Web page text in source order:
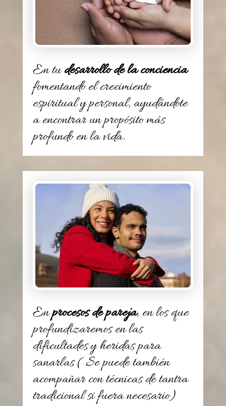
En tudesarrollo de la conciencia
fomentando el crecimiento
espiritual y personal, ayudándote
a encontrar un propósito más
profundo en la vida.
Enprocesos de pareja, en los que
profundizaremos en las
dificultades y heridas para
sanarlas ( Se puede también
acompañar con técnicas de tantra
tradicional si fuera necesario)